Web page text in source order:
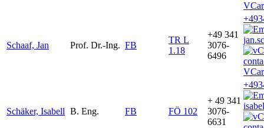
Schaaf, Jan Prof. Dr.-Ing. FB
TR L
1.18
+49 341
3076-
6496
Schäker, Isabell B. Eng. FB FÖ 102
+ 49 341
3076-
6631